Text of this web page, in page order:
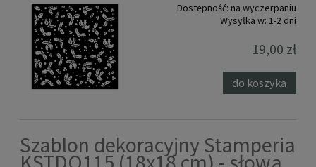
Dostępność: na wyczerpaniu
Wysyłka w: 1-2 dni
19,00 zł
do koszyka
Szablon dekoracyjny Stamperia